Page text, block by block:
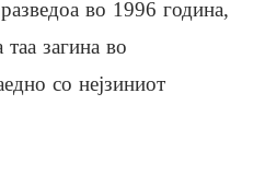
во 1996 година,
загина во
со нејзиниот